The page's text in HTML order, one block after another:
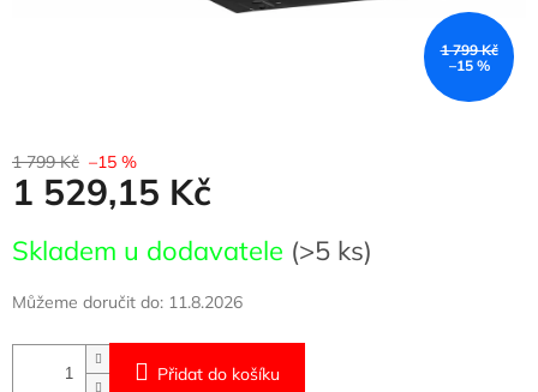
1 799 Kč
–15 %
1 799 Kč –15 %
1 529,15 Kč
cena:
Skladem u dodavatele (>5 ks)
Můžeme doručit do: 11.8.2026
Přidat do košíku